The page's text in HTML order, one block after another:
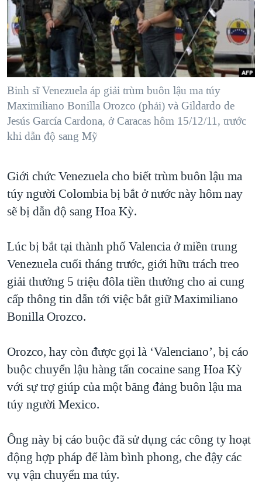
"Tìm" NGƯỜI VIỆT HẢI NGOẠI
ĐỜI SỐNG
KINH TẾ
KHOA HỌC
SỨC KHOẺ
VĂN HOÁ
THỂ THAO
TẠI
HÀNH TRÌNH BẦU CỬ 2024
MỘT NĂM CHIẾN TRANH TẠI DẢI GAZA
GIẢI MÃ VÀNH ĐAI & CON ĐƯỜNG
NGÀY TỊ NẠN THẾ GIỚI
TRỊNH VĨNH BÌNH - NGƯỜI HẠ 'BÊN THẮNG CUỘC'
GROUND ZERO – XƯA VÀ NAY
CÁC GIÁ TRỊ CỘNG HÒA Ở VIỆT NAM
THƯỢNG ĐỈNH TRUMP-KIM TẠI VIỆT NAM
TRỊNH VĨNH BÌNH VS. CHÍNH PHỦ VIỆT NAM
BÊN KIA QUỐC LỘ: TIẾNG VỌNG TỪ NÔNG THÔN MỸ
QUAN HỆ VIỆT MỸ
VIDEO
NGHE
MẠNG XÃ HỘI
Ngôn ngữ khác
Binh sĩ Venezuela áp giải trùm buôn lậu ma túy
Maximiliano Bonilla Orozco (phải) và Gildardo de
Jesús García Cardona, ở Caracas hôm 15/12/11, trước
khi dẫn độ sang Mỹ
Giới chức Venezuela cho biết trùm buôn lậu ma
túy người Colombia bị bắt ở nước này hôm nay
sẽ bị dẫn độ sang Hoa Kỳ.
Lúc bị bắt tại thành phố Valencia ở miền trung
Venezuela cuối tháng trước, giới hữu trách treo
giải thưởng 5 triệu đôla tiền thưởng cho ai cung
cấp thông tin dẫn tới việc bắt giữ Maximiliano
Bonilla Orozco.
Orozco, hay còn được gọi là ‘Valenciano’, bị cáo
buộc chuyển lậu hàng tấn cocaine sang Hoa Kỳ
với sự trợ giúp của một băng đảng buôn lậu ma
túy người Mexico.
Ông này bị cáo buộc đã sử dụng các công ty hoạt
động hợp pháp để làm bình phong, che đậy các
vụ vận chuyển ma túy.